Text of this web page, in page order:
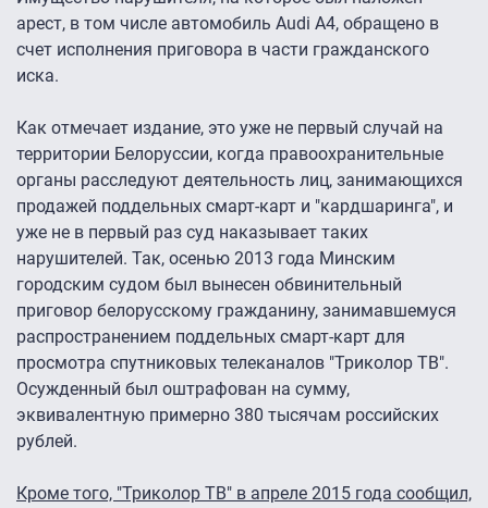
арест, в том числе автомобиль Audi A4, обращено в
счет исполнения приговора в части гражданского
иска.
Как отмечает издание, это уже не первый случай на
территории Белоруссии, когда правоохранительные
органы расследуют деятельность лиц, занимающихся
продажей поддельных смарт-карт и "кардшаринга", и
уже не в первый раз суд наказывает таких
нарушителей. Так, осенью 2013 года Минским
городским судом был вынесен обвинительный
приговор белорусскому гражданину, занимавшемуся
распространением поддельных смарт-карт для
просмотра спутниковых телеканалов "Триколор ТВ".
Осужденный был оштрафован на сумму,
эквивалентную примерно 380 тысячам российских
рублей.
Кроме того, "Триколор ТВ" в апреле 2015 года сообщил,